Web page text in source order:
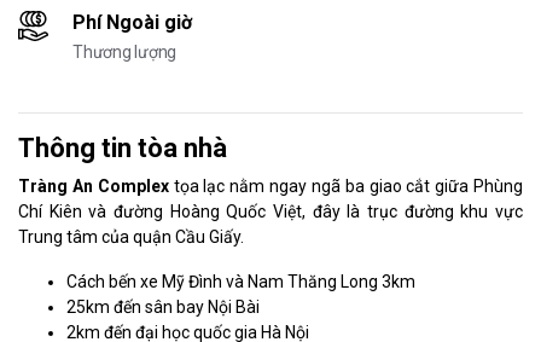
Phí Ngoài giờ
Thương lượng
Thông tin tòa nhà
Tràng An Complextọa lạc nằm ngay ngã ba giao cắt giữa Phùng
Chí Kiên và đường Hoàng Quốc Việt, đây là trục đường khu vực
Trung tâm của quận Cầu Giấy.
Cách bến xe Mỹ Đình và Nam Thăng Long 3km
25km đến sân bay Nội Bài
2km đến đại học quốc gia Hà Nội